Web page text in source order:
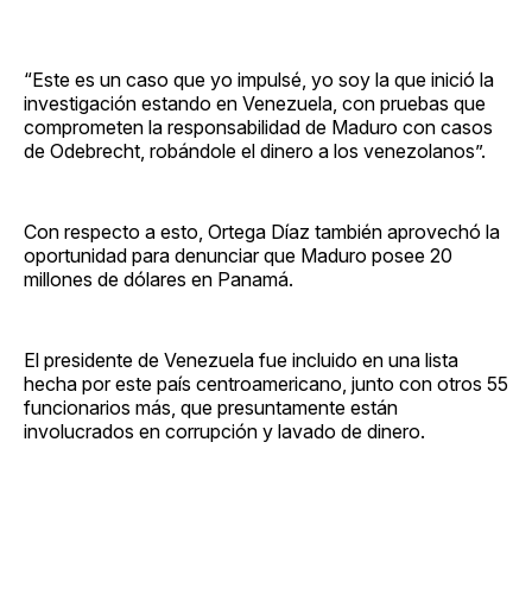
“Este es un caso que yo impulsé, yo soy la que inició la
investigación estando en Venezuela, con pruebas que
comprometen la responsabilidad de Maduro con casos
de Odebrecht, robándole el dinero a los venezolanos”.
Con respecto a esto, Ortega Díaz también aprovechó la
oportunidad para denunciar que Maduro posee 20
millones de dólares en Panamá.
El presidente de Venezuela fue incluido en una lista
hecha por este país centroamericano, junto con otros 55
funcionarios más, que presuntamente están
involucrados en corrupción y lavado de dinero.